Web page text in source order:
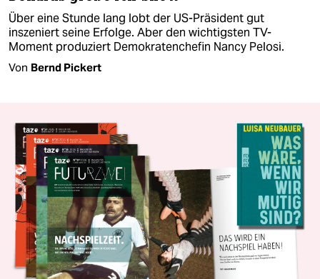
Über eine Stunde lang lobt der US-Präsident gut
inszeniert seine Erfolge. Aber den wichtigsten TV-
Moment produziert Demokratenchefin Nancy Pelosi.
Von Bernd Pickert